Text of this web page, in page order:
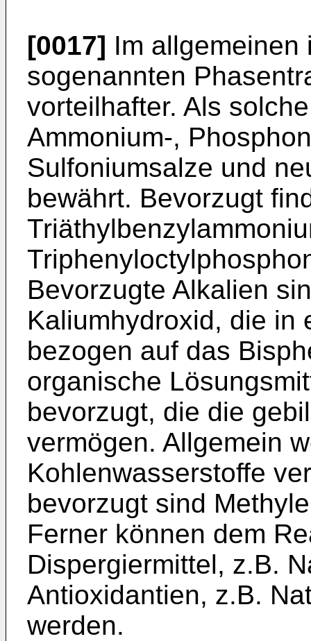
[0017] Im allgemeinen
sogenannten
vorteilhafter. Als
Ammonium-,
Sulfoniumsalze und
bewährt. Bevorzugt
Bevorzugte Alkalien
Kaliumhydroxid, die in
bezogen auf das
organische
bevorzugt, die die
vermögen. Allgemein
Kohlenwasserstoffe
bevorzugt sind
Ferner können dem
Dispergiermittel, z.B.
Antioxidantien, z.B.
werden.